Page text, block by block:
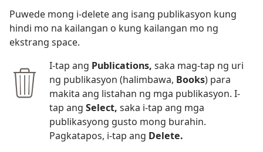
Puwede mong i-delete ang isang publikasyon kung
hindi mo na kailangan o kung kailangan mo ng
ekstrang space.
I-tap ang Publications, saka mag-tap ng uri
ng publikasyon (halimbawa, Books) para
makita ang listahan ng mga publikasyon. I-
tap ang Select, saka i-tap ang mga
publikasyong gusto mong burahin.
Pagkatapos, i-tap ang Delete.